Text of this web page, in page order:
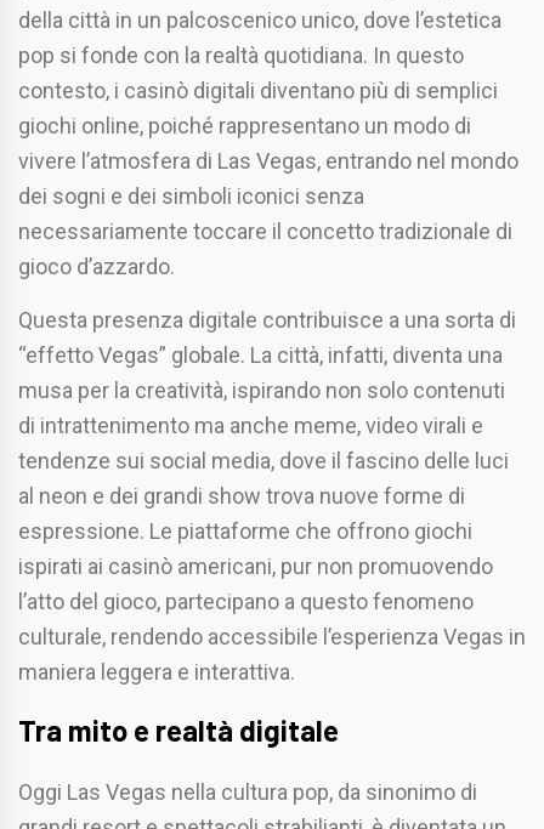
della città in un palcoscenico unico, dove l’estetica
pop si fonde con la realtà quotidiana. In questo
contesto, i casinò digitali diventano più di semplici
giochi online, poiché rappresentano un modo di
vivere l’atmosfera di Las Vegas, entrando nel mondo
dei sogni e dei simboli iconici senza
necessariamente toccare il concetto tradizionale di
gioco d’azzardo.
Questa presenza digitale contribuisce a una sorta di
“effetto Vegas” globale. La città, infatti, diventa una
musa per la creatività, ispirando non solo contenuti
di intrattenimento ma anche meme, video virali e
tendenze sui social media, dove il fascino delle luci
al neon e dei grandi show trova nuove forme di
espressione. Le piattaforme che offrono giochi
ispirati ai casinò americani, pur non promuovendo
l’atto del gioco, partecipano a questo fenomeno
culturale, rendendo accessibile l’esperienza Vegas in
maniera leggera e interattiva.
Tra mito e realtà digitale
Oggi Las Vegas nella cultura pop, da sinonimo di